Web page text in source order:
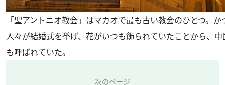
「聖アントニオ教会」はマカオで最も古い教会のひとつ。
人々が結婚式を挙げ、花がいつも飾られていたことから、
も呼ばれていた。
次のページ